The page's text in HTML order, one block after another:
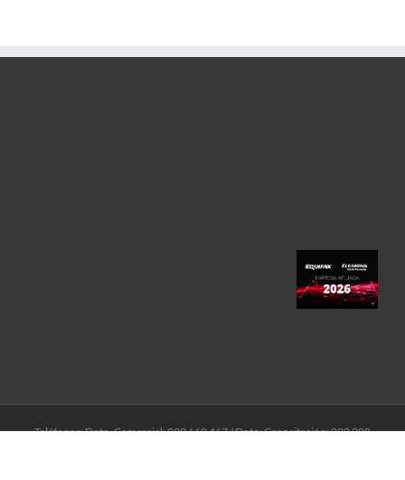
Teléfonos: Dpto. Comercial: 099 660 467 / Dpto. Capacitación: 092 208